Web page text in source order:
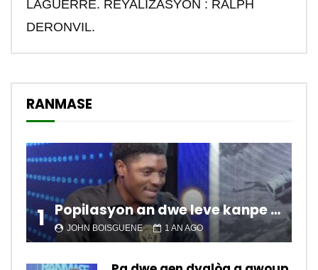
LAGUERRE. REYALIZASYON : RALPH
DERONVIL.
RANMASE
1 Popilasyon an dwe leve kanpe pou chanje sitiyasyon kawotik l’ap viv nan peyi a.
JOHN BOISGUENE 1 AN AGO